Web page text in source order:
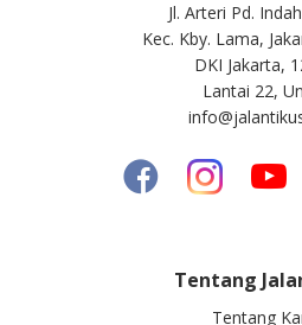
Jl. Arteri Pd.
Kec. Kby. Lama,
DKI Jakarta,
Lantai 22,
Tentang
Tentang